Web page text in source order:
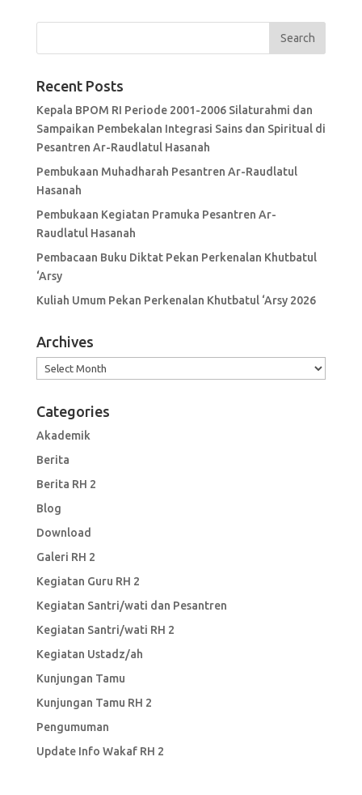
Recent Posts
Kepala BPOM RI Periode 2001-2006 Silaturahmi dan
Sampaikan Pembekalan Integrasi Sains dan Spiritual di
Pesantren Ar-Raudlatul Hasanah
Pembukaan Muhadharah Pesantren Ar-Raudlatul
Hasanah
Pembukaan Kegiatan Pramuka Pesantren Ar-
Raudlatul Hasanah
Pembacaan Buku Diktat Pekan Perkenalan Khutbatul
‘Arsy
Kuliah Umum Pekan Perkenalan Khutbatul ‘Arsy 2026
Archives
Archives
Categories
Akademik
Berita
Berita RH 2
Blog
Download
Galeri RH 2
Kegiatan Guru RH 2
Kegiatan Santri/wati dan Pesantren
Kegiatan Santri/wati RH 2
Kegiatan Ustadz/ah
Kunjungan Tamu
Kunjungan Tamu RH 2
Pengumuman
Update Info Wakaf RH 2